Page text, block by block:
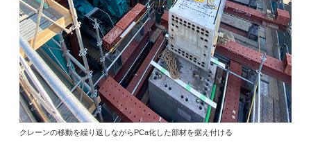
クレーンの移動を繰り返しながらPCa化した部材を据え付ける